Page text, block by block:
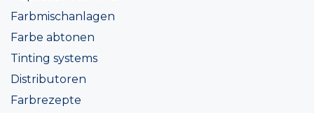
Farbmischanlagen
Farbe abtonen
Tinting systems
Distributoren
Farbrezepte